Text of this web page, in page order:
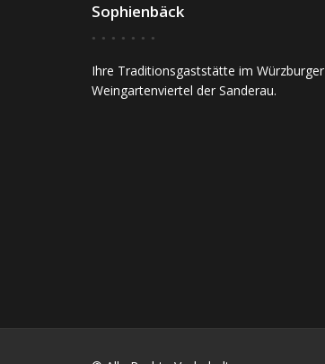
Sophienbäck
Ihre Traditionsgaststätte im Würzburger
Weingartenviertel der Sanderau.